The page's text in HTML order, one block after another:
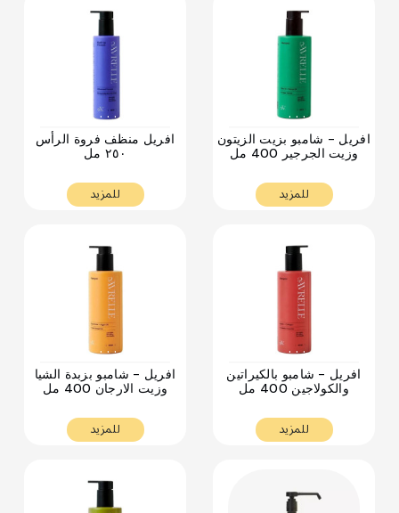
. . .
افريل منظف فروة الرأس
٢٥٠ مل
للمزيد
. . .
افريل - شامبو بزيت الزيتون
وزيت الجرجير 400 مل
للمزيد
. . .
افريل - شامبو بزبدة الشيا
وزيت الارجان 400 مل
للمزيد
. . .
افريل - شامبو بالكيراتين
والكولاجين 400 مل
للمزيد